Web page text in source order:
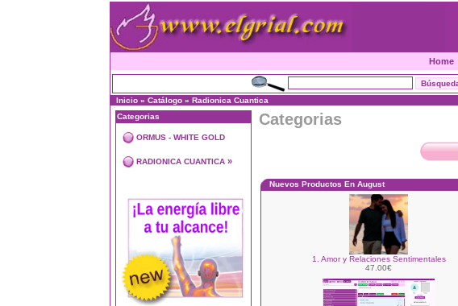
Home
Inicio » Catálogo » Radionica Cuantica
Categorias
ORMUS - WHITE GOLD
RADIONICA CUANTICA »
Categorias
Nuevos Productos En August
1. Amor y Relaciones Sentimentales
47.00€